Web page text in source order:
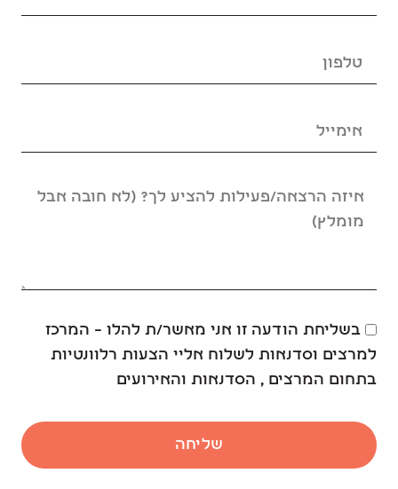
בשליחת הודעה זו אני מאשר/ת להלו – המרכז
למרצים וסדנאות לשלוח אליי הצעות רלוונטיות
בתחום המרצים , הסדנאות והאירועים
שליחה